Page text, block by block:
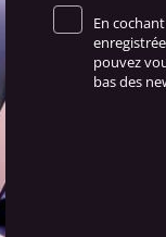
En
pouvez
bas des